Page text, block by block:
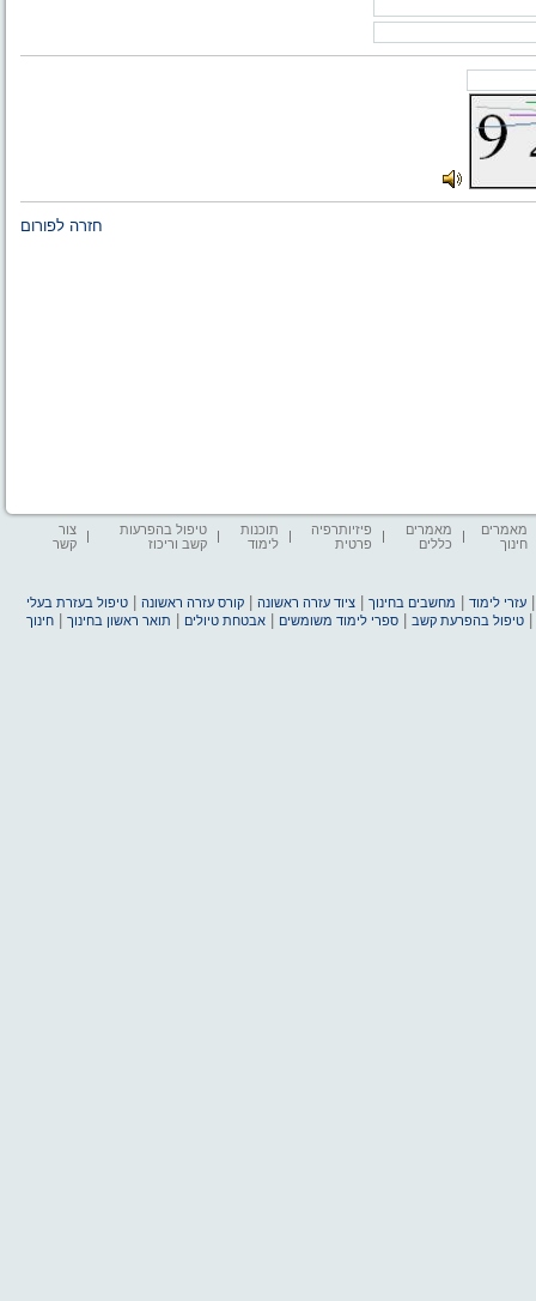
חזרה לפורום
מאמרים
חינוך
מאמרים
כללים
פיזיותרפיה
פרטית
תוכנות
לימוד
טיפול בהפרעות
קשב וריכוז
צור
קשר
עזרי לימוד מחשבים בחינוך |ציוד עזרה ראשונה |קורס עזרה ראשונה |טיפול בעזרת בעלי
|טיפול בהפרעת קשב |ספרי לימוד משומשים |אבטחת טיולים תואר ראשון בחינוך |חינוך